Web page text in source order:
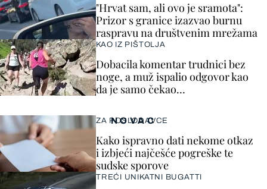
"Hrvat sam, ali ovo je sramota":
Prizor s granice izazvao burnu
raspravu na društvenim mrežama
KAO IZ PIŠTOLJA
Dobacila komentar trudnici bez
noge, a muž ispalio odgovor kao
da je samo čekao…
NOVAC
ZA POSLODAVCE
Kako ispravno dati nekome otkaz
i izbjeći najčešće pogreške te
sudske sporove
TREĆI UNIKATNI BUGATTI